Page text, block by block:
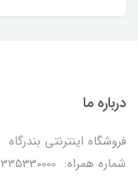
درباره ما
فروشگاه اینترنتی بندرگاه
شماره همراه: 09335330000